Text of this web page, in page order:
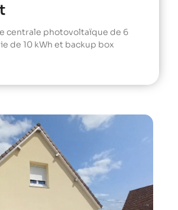
centrale photovoltaïque de 6
de 10 kWh et backup box